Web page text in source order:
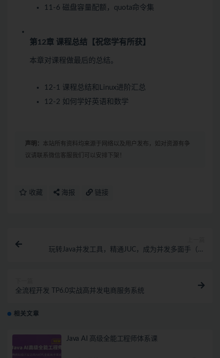
11-6 磁盘容量配额，quota命令集
第12章 课程总结【祝您学有所获】
本章对课程做最后的总结。
12-1 课程总结和Linux进阶汇总
12-2 如何学好英语和数学
声明： 本站所有资料均来源于网络以及用户发布，如对资源有争
议请联系微信客服我们可以安排下架！
收藏 海报 链接
玩转Java并发工具，精通JUC，成为并发多面手（完
全流程开发 TP6.0实战高并发电商服务系统
相关文章
Java AI 高级全能工程师体系课